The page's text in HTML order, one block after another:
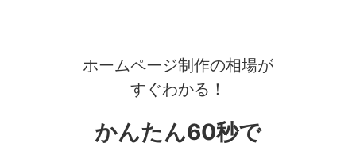
ホームページ制作の相場が
すぐわかる！
かんたん60秒で